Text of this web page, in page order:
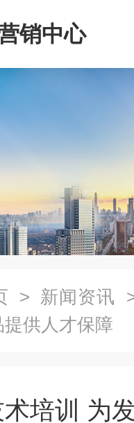
销中心
> 新闻资讯
供人才保障
培训 为